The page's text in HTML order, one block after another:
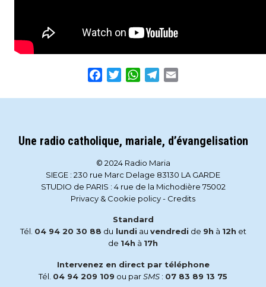
Facebook
TwitterWhatsApp
Telegram
Une radio catholique, mariale, d’évangelisation
© 2024 Radio Maria
SIEGE : 230 rue Marc Delage 83130 LA GARDE
STUDIO de PARIS : 4 rue de la Michodière 75002
Privacy & Cookie policy- Credits
Standard
Tél. 04 94 20 30 88 du lundi au vendredi de 9h à 12h et
de 14h à 17h
Intervenez en direct par téléphone
Tél. 04 94 209 109 ou parSMS : 07 83 89 13 75